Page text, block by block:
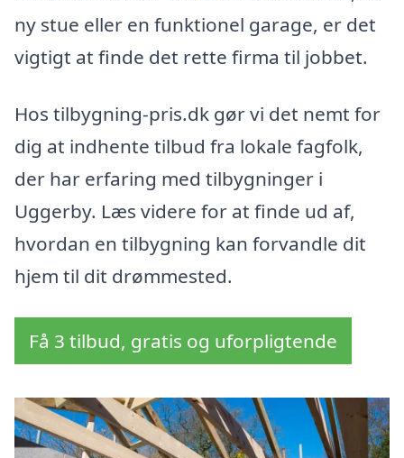
ny stue eller en funktionel garage, er det
vigtigt at finde det rette firma til jobbet.
Hos tilbygning-pris.dk gør vi det nemt for
dig at indhente tilbud fra lokale fagfolk,
der har erfaring med tilbygninger i
Uggerby. Læs videre for at finde ud af,
hvordan en tilbygning kan forvandle dit
hjem til dit drømmested.
Få 3 tilbud, gratis og uforpligtende